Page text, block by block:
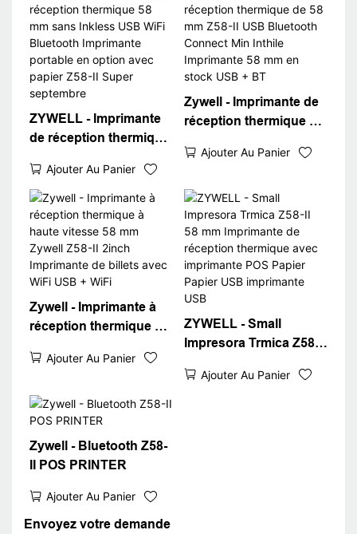
ZYWELL - Imprimante
de réception thermique
USB WiFi Bluetooth
Imprimante portable en
option avec papier Z58-
II Super septembre
Ajouter Au Panier
Zywell - Imprimante de
réception thermique de
Bluetooth Connect Min
mm en stock USB + BT
Ajouter Au Panier
Zywell - Imprimante à
réception thermique à
Zywell Z58-II 2inch
avec WiFi USB + WiFi
Ajouter Au Panier
ZYWELL - Small
Impresora Trmica Z58-II
réception thermique
Ajouter Au Panier
Zywell - Bluetooth Z58-
II POS PRINTER
Ajouter Au Panier
Envoyez votre demande